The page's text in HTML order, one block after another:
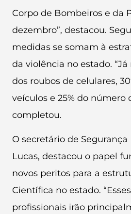
Corpo de Bombeiros e da
dezembro”, destacou.
medidas se somam à
da violência no estado.
dos roubos de celulares,
veículos e 25% do número
completou.
O secretário de
Lucas, destacou o papel
novos peritos para a
Científica no estado.
profissionais irão